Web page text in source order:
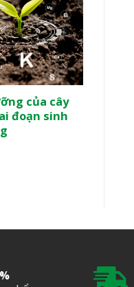
của cây
đoạn sinh